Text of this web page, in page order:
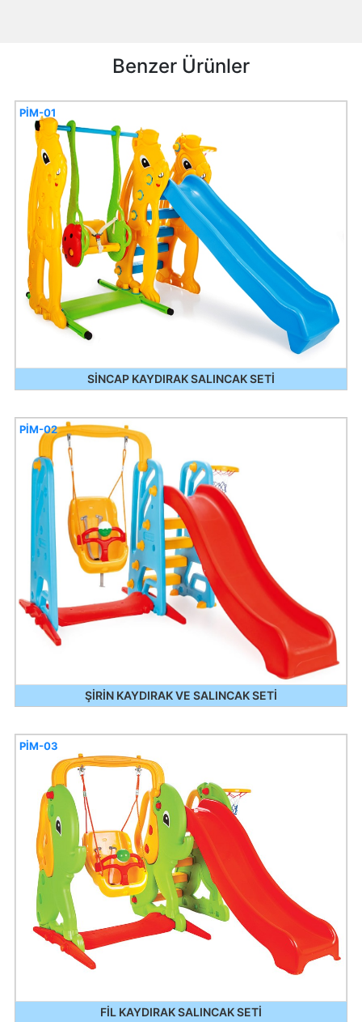
Benzer Ürünler
SİNCAP KAYDIRAK SALINCAK SETİ
PİM-01
ŞİRİN KAYDIRAK VE SALINCAK SETİ
PİM-02
FİL KAYDIRAK SALINCAK SETİ
PİM-03